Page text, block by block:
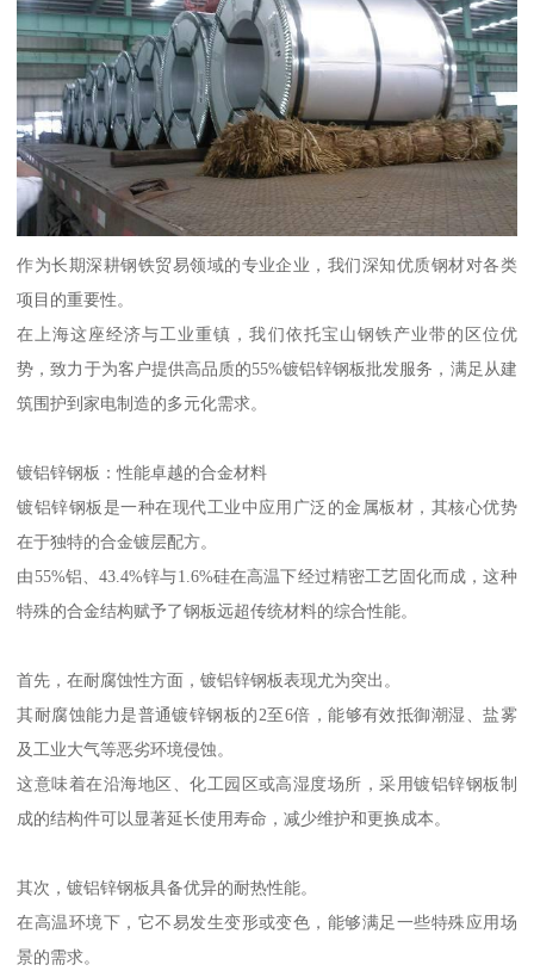
作为长期深耕钢铁贸易领域的专业企业，我们深知优质钢材对各类
项目的重要性。
在上海这座经济与工业重镇，我们依托宝山钢铁产业带的区位优
势，致力于为客户提供高品质的55%镀铝锌钢板批发服务，满足从建
筑围护到家电制造的多元化需求。
镀铝锌钢板：性能卓越的合金材料
镀铝锌钢板是一种在现代工业中应用广泛的金属板材，其核心优势
在于独特的合金镀层配方。
由55%铝、43.4%锌与1.6%硅在高温下经过精密工艺固化而成，这种
特殊的合金结构赋予了钢板远超传统材料的综合性能。
首先，在耐腐蚀性方面，镀铝锌钢板表现尤为突出。
其耐腐蚀能力是普通镀锌钢板的2至6倍，能够有效抵御潮湿、盐雾
及工业大气等恶劣环境侵蚀。
这意味着在沿海地区、化工园区或高湿度场所，采用镀铝锌钢板制
成的结构件可以显著延长使用寿命，减少维护和更换成本。
其次，镀铝锌钢板具备优异的耐热性能。
在高温环境下，它不易发生变形或变色，能够满足一些特殊应用场
景的需求。